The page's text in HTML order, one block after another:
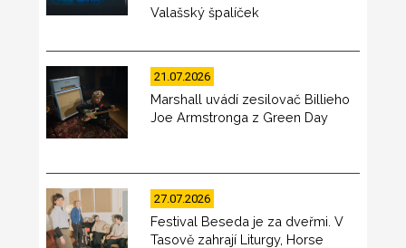
Valašský špalíček
21.07.2026
Marshall uvádí zesilovač Billieho
Joe Armstronga z Green Day
27.07.2026
Festival Beseda je za dveřmi. V
Tasově zahrají Liturgy, Horse